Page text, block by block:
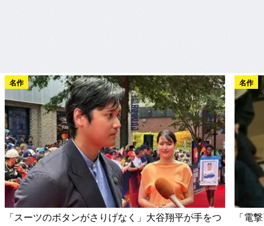
名作
「スーツのボタンがさりげなく」大谷翔平が手をつ
名作
「電